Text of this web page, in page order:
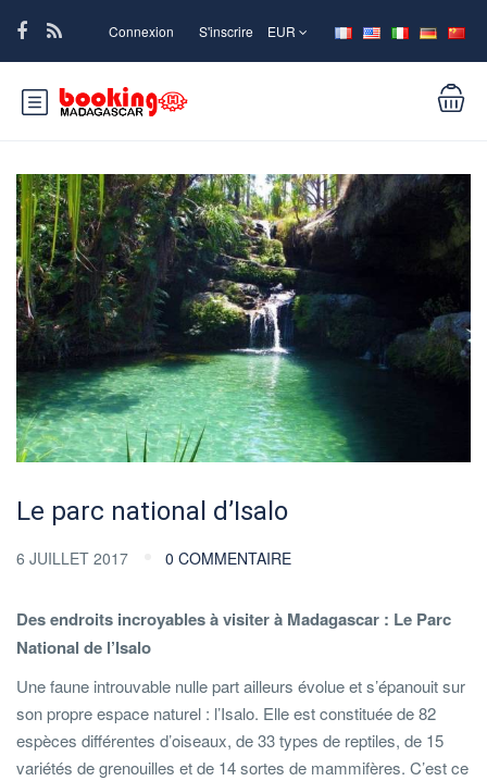
Connexion S'inscrire EUR
Le parc national d’Isalo
6 JUILLET 2017 0 COMMENTAIRE
Des endroits incroyables à visiter à Madagascar : Le Parc
National de l’Isalo
Une faune introuvable nulle part ailleurs évolue et s’épanouit sur
son propre espace naturel : l’Isalo. Elle est constituée de 82
espèces différentes d’oiseaux, de 33 types de reptiles, de 15
variétés de grenouilles et de 14 sortes de mammifères. C’est ce